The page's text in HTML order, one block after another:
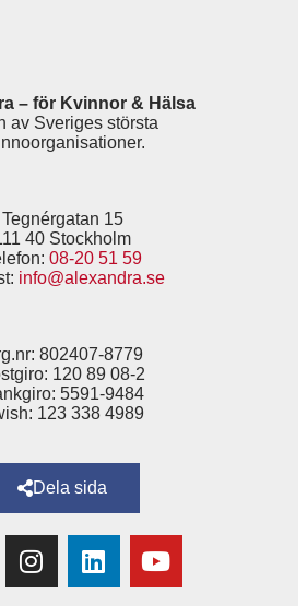
– för Kvinnor & Hälsa
av Sveriges största
Tegnérgatan 15
40 Stockholm
08-20 51 59
info@alexandra.se
802407-8779
120 89 08-2
5591-9484
123 338 4989
Dela sida